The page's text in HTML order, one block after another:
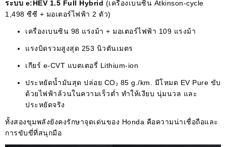
ระบบ e:HEV 1.5 Full Hybrid (เครื่องเบนซิน Atkinson-cycle
1,498 ซีซี + มอเตอร์ไฟฟ้า 2 ตัว)
เครื่องเบนซิน 98 แรงม้า + มอเตอร์ไฟฟ้า 109 แรงม้า
แรงบิดรวมสูงสุด 253 นิวตันเมตร
เกียร์ e-CVT แบตเตอรี่ Lithium-ion
ประหยัดน้ำมันสุด ปล่อย CO₂ 85 g./km. มีโหมด EV Pure ขับ
ด้วยไฟฟ้าล้วนในความเร็วต่ำ ทำให้เงียบ นุ่มนวล และ
ประหยัดจริง
ทั้งสองขุมพลังยังคงรักษาจุดเด่นของ Honda คือความน่าเชื่อถือและ
การขับขี่ที่สนุกมือ